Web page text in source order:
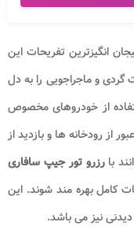
انگیزترین تفریحات این
و ماجراجویی را به دل
از خودروهای مخصوص
از رودخانه ها و بازدید از
بارزرو تور جیپ سافاری
کامل بهره مند شوند. این
نیز می باشد.